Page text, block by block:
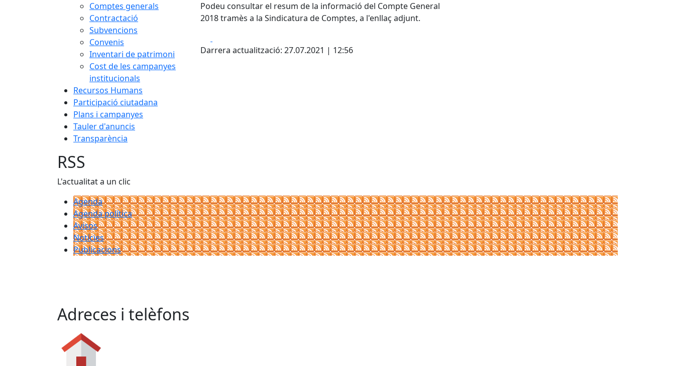
Comptes generals
Contractació
Subvencions
Convenis
Inventari de patrimoni
Cost de les campanyes
institucionals
Recursos Humans
Participació ciutadana
Plans i campanyes
Tauler d'anuncis
Transparència
Podeu consultar el resum de la informació del Compte General
2018 tramès a la Sindicatura de Comptes, a l'enllaç adjunt.
Darrera actualització: 27.07.2021 | 12:56
RSS
L'actualitat a un clic
Agenda
Agenda política
Avisos
Notícies
Publicacions
Adreces i telèfons